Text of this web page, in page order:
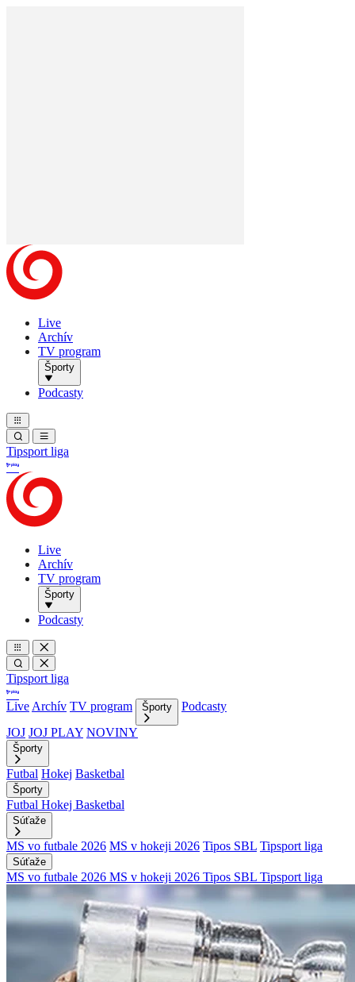
Live
Archív
TV program
Športy
Podcasty
Tipsport liga
Live
Archív
TV program
Športy
Podcasty
Tipsport liga
Live Archív TV program Športy
Podcasty
JOJ JOJ PLAY NOVINY
Športy
Futbal Hokej Basketbal
Športy
Futbal Hokej Basketbal
Súťaže
MS vo futbale 2026 MS v hokeji 2026 Tipos SBL Tipsport liga
Súťaže
MS vo futbale 2026 MS v hokeji 2026 Tipos SBL Tipsport liga